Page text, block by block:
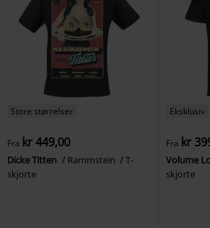
Store størrelser
Fra kr 449,00
Dicke Titten Rammstein
T-
skjorte
Eksklusiv
Fra kr
Volume
skjorte